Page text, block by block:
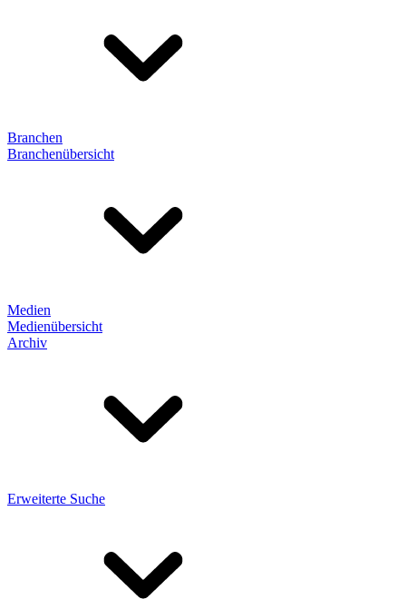
Branchen
Branchenübersicht
Medien
Medienübersicht
Archiv
Erweiterte Suche